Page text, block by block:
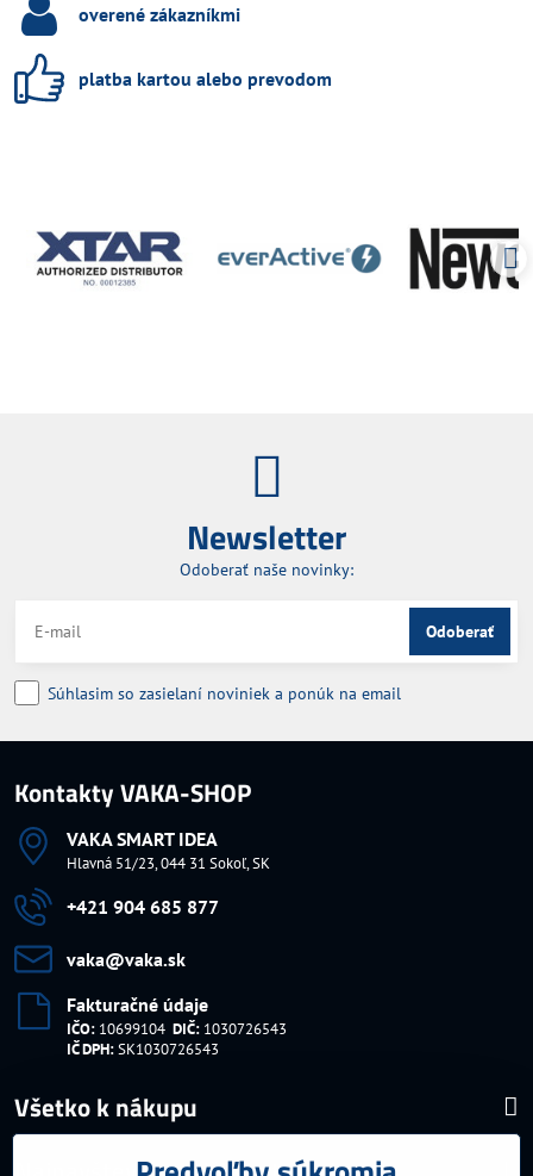
overené zákazníkmi
platba kartou alebo prevodom
Newsletter
Odoberať naše novinky:
Odoberať
Súhlasim so zasielaní noviniek a ponúk na email
Kontakty VAKA-SHOP
VAKA SMART IDEA
Hlavná 51/23, 044 31 Sokoľ, SK
+421 904 685 877
vaka​@vaka​.sk
Fakturačné údaje
IČO: 10699104 DIČ: 1030726543
IČ DPH:SK1030726543
Všetko k nákupu